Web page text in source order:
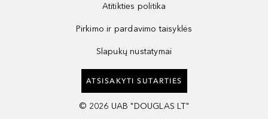
Atitikties politika
Pirkimo ir pardavimo taisyklės
Slapukų nustatymai
ATSISAKYTI SUTARTIES
© 2026 UAB "DOUGLAS LT"